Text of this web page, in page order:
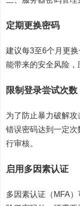
定期更换密码
建议每3至6个月更
能带来的安全风险，
限制登录尝试次数
为了防止暴力破解
错误密码达到一定
行审核。
启用多因素认证
多因素认证（MFA